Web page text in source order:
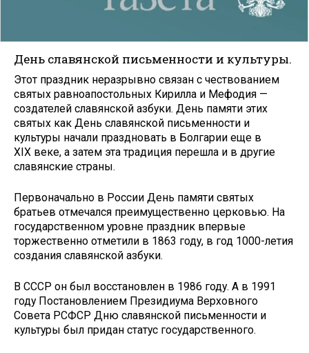
День славянской письменности и культуры.
Этот праздник неразрывно связан с чествованием
святых равноапостольных Кирилла и Мефодия —
создателей славянской азбуки. День памяти этих
святых как День славянской письменности и
культуры начали праздновать в Болгарии еще в
XIX веке, а затем эта традиция перешла и в другие
славянские страны.
Первоначально в России День памяти святых
братьев отмечался преимущественно церковью. На
государственном уровне праздник впервые
торжественно отметили в 1863 году, в год 1000-летия
создания славянской азбуки.
В СССР он был восстановлен в 1986 году. А в 1991
году Постановлением Президиума Верховного
Совета РСФСР Дню славянской письменности и
культуры был придан статус государственного.